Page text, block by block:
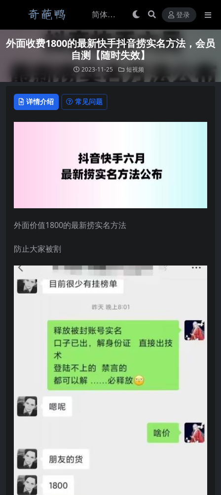
登录
外面收费1800的最新快手抖音捞实名方法，会员
自测【随时失效】
2023-11-25 短视频
详情介绍 常见问题
外面价值1800的最新捞实名方法
防止大家被割